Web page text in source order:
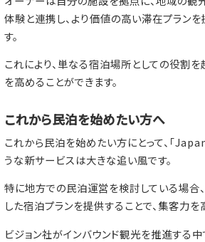
体験と連携し、より価値の高い滞在プラン
す。
これにより、単なる宿泊場所としての役割
を高めることができます。
これから民泊を始めたい方へ
これから民泊を始めたい方にとって、「
うな新サービスは大きな追い風です。
特に地方での民泊運営を検討している場合
した宿泊プランを提供することで、集客力を
ビジョン社がインバウンド観光を推進する